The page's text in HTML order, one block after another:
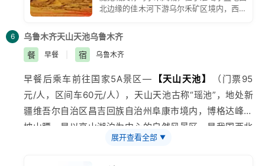
寂，不愧有“魔鬼城”的美誉，后乘车返回
酒店。
北边缘的佳木河下游乌尔禾矿区境内，西南
个独具风格的杰作。
6 乌鲁木齐天山天池乌鲁木齐
餐
早餐 宿 乌鲁木齐
早餐后乘车前往国家5A景区— 【天山 天池】
（门票95
元/人，区间车60元/人），天山天池古称“瑶池”，地处新
疆维吾尔自治区昌吉回族自治州阜康市境内，博格达峰北
坡山腰，是以高山湖泊为中心的自然风景区，是我国西北
干旱地区典型的山岳型自然景观。在景区门口我们集合乘
展开查看全部 ▼